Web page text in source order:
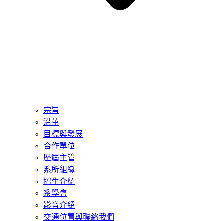
宗旨
沿革
目標與發展
合作單位
歷屆主管
系所組織
招生介紹
系學會
影音介紹
交通位置與聯絡我們